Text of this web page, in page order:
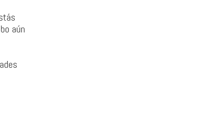
aún